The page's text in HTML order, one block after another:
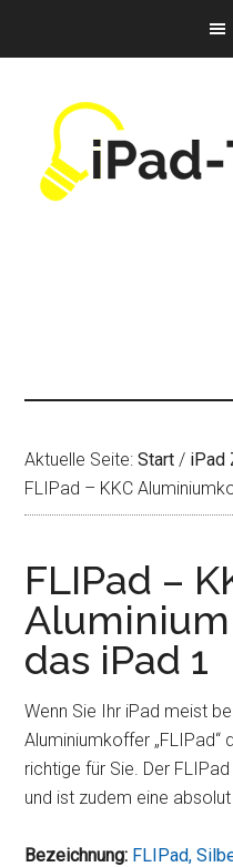
Aktuelle Seite:Start / iPad
FLIPad – KKC
FLIPad –
das iPad 1
Wenn Sie Ihr iPad meist
Aluminiumkoffer „FLIPad“
richtige für Sie. Der
und ist zudem eine
Bezeichnung: FLIPad,